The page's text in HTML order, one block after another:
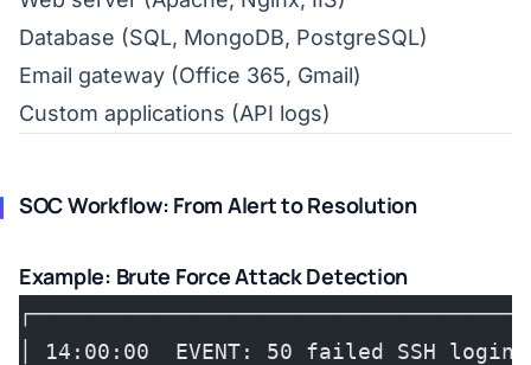
Database (SQL, MongoDB, PostgreSQL)
Email gateway (Office 365, Gmail)
Custom applications (API logs)
SOC Workflow: From Alert to Resolution
Example: Brute Force Attack Detection
│ 14:00:00  EVENT: 50 failed SSH